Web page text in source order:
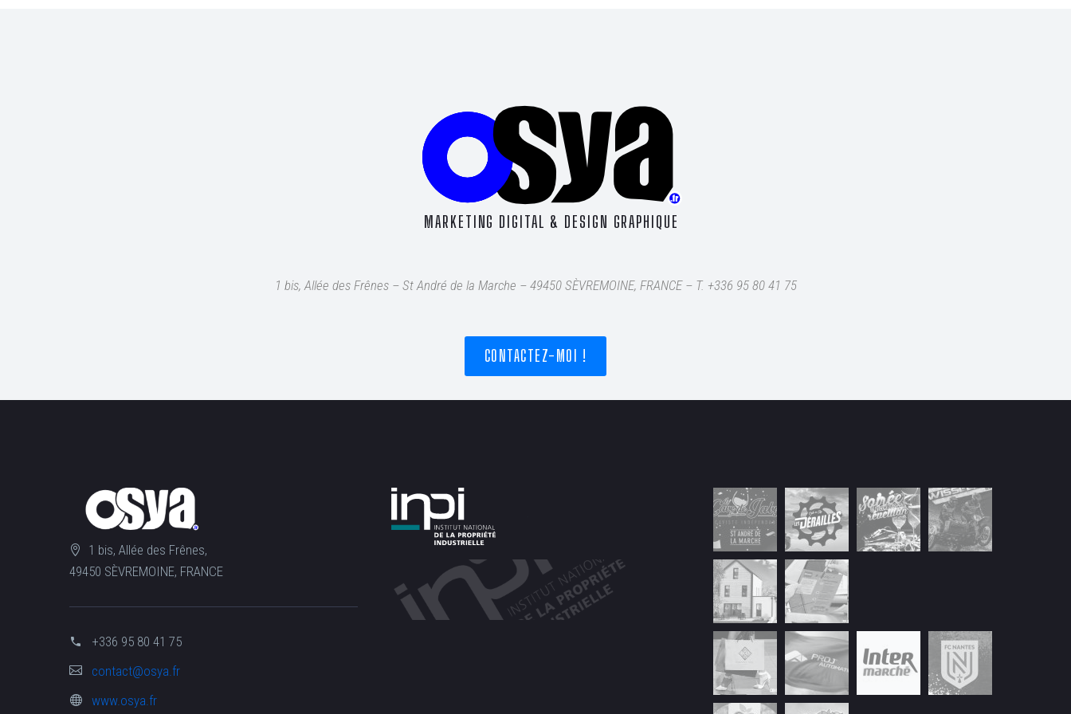
MARKETING DIGITAL & DESIGN GRAPHIQUE
1 bis, Allée des Frênes – St André de la Marche – 49450 SÈVREMOINE, FRANCE – T. +336 95 80 41 75
CONTACTEZ-MOI !
1 bis, Allée des Frênes,
49450 SÈVREMOINE, FRANCE
+336 95 80 41 75
contact@osya.fr
www.osya.fr